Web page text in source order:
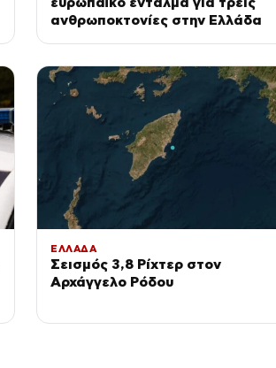
ανθρωποκτονίες στην Ελλάδα
ΕΛΛΑΔΑ
Σεισμός 3,8 Ρίχτερ στον
Αρχάγγελο Ρόδου